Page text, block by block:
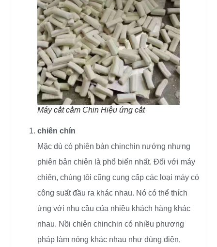
Máy cắt cằm Chin Hiệu ứng cắt
chiên chín
Mặc dù có phiên bản chinchin nướng nhưng
phiên bản chiên là phổ biến nhất. Đối với máy
chiên, chúng tôi cũng cung cấp các loại máy có
công suất đầu ra khác nhau. Nó có thể thích
ứng với nhu cầu của nhiều khách hàng khác
nhau. Nồi chiên chinchin có nhiều phương
pháp làm nóng khác nhau như dùng điện,